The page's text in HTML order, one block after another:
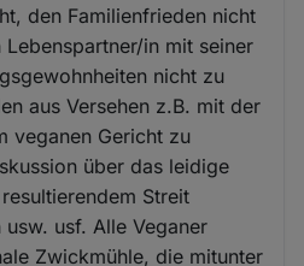
den Familienfrieden nicht
in mit seiner
nicht zu
aus Versehen z.B. mit der
veganen Gericht zu
über das leidige
Streit
usf. Alle Veganer
Zwickmühle, die mitunter